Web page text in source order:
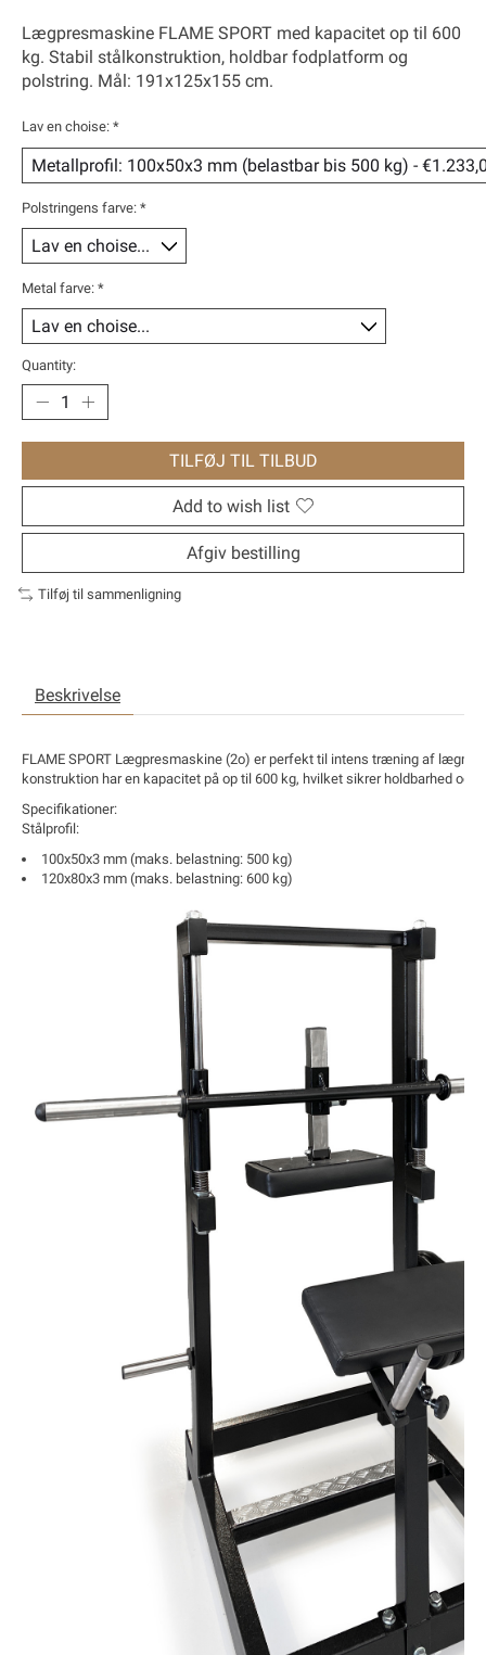
Lægpresmaskine FLAME SPORT med kapacitet op til 600
kg. Stabil stålkonstruktion, holdbar fodplatform og
polstring. Mål: 191x125x155 cm.
Lav en choise: *
Polstringens farve: *
Metal farve: *
Quantity:
TILFØJ TIL TILBUD
Add to wish list
Afgiv bestilling
Tilføj til sammenligning
Beskrivelse
FLAME SPORT Lægpresmaskine (2o) er perfekt til intens træning af
konstruktion har en kapacitet på op til 600 kg, hvilket sikrer holdbarhed og
Specifikationer:
Stålprofil:
100x50x3 mm (maks. belastning: 500 kg)
120x80x3 mm (maks. belastning:600 kg)